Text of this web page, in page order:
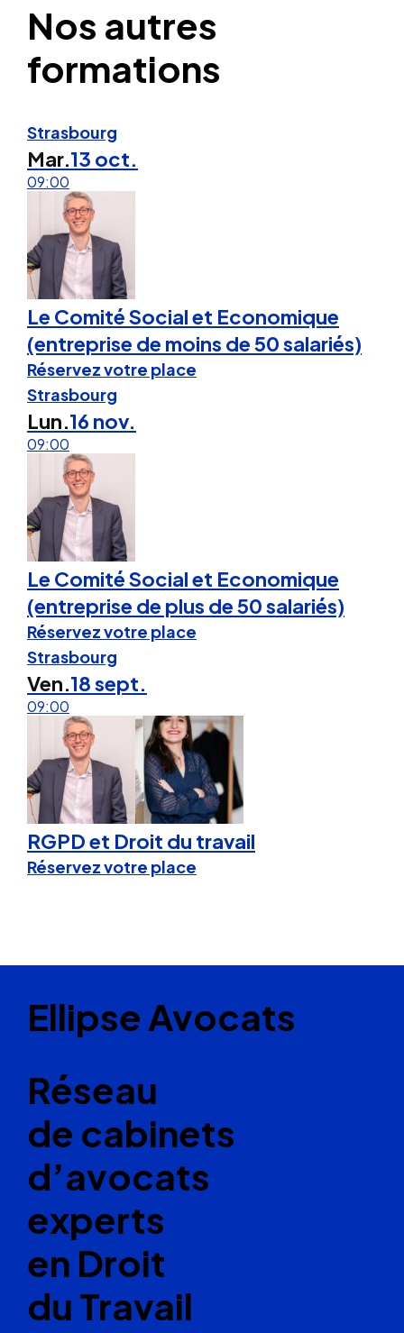
Nos autres
formations
Strasbourg
Mar.13 oct.
09:00
Le Comité Social et Economique
(entreprise de moins de 50 salariés)
Réservez votre place
Strasbourg
Lun.16 nov.
09:00
Le Comité Social et Economique
(entreprise de plus de 50 salariés)
Réservez votre place
Strasbourg
Ven.18 sept.
09:00
RGPD et Droit du travail
Réservez votre place
Ellipse Avocats
Réseau
de cabinets
d’avocats
experts
en Droit
du Travail